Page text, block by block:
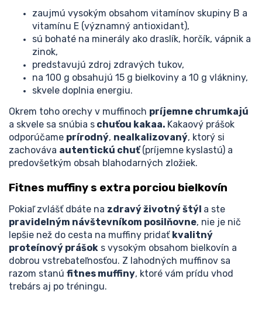
zaujmú vysokým obsahom vitamínov skupiny B a
vitamínu E (významný antioxidant),
sú bohaté na minerály ako draslík, horčík, vápnik a
zinok,
predstavujú zdroj zdravých tukov,
na 100 g obsahujú 15 g bielkoviny a 10 g vlákniny,
skvele doplnia energiu.
Okrem toho orechy v muffinoch príjemne chrumkajú
a skvele sa snúbia s chuťou kakaa. Kakaový prášok
odporúčame prírodný, nealkalizovaný, ktorý si
zachováva autentickú chuť(príjemne kyslastú) a
predovšetkým obsah blahodarných zložiek.
Fitnes muffiny s extra porciou bielkovín
Pokiaľ zvlášť dbáte na zdravý životný štýl a ste
pravidelným návštevníkom posilňovne, nie je nič
lepšie než do cesta na muffiny pridať kvalitný
proteínový prášok s vysokým obsahom bielkovín a
dobrou vstrebateľnosťou. Z lahodných muffinov sa
razom stanú fitnes muffiny, ktoré vám prídu vhod
trebárs aj po tréningu.